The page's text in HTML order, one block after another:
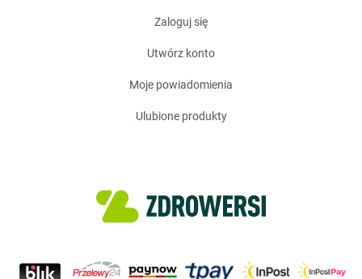
zaloguj się
utwórz konto
moje powiadomienia
ulubione produkty